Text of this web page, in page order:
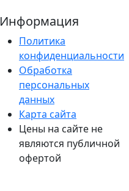
Информация
Политика
конфиденциальности
Обработка
персональных
данных
Карта сайта
Цены на сайте не
являются публичной
офертой